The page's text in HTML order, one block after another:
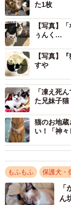
保護主さんの家に
匹。どの子も魅力
っていたそうです
かりの母猫と生後
「この子たちには
保護主さんによれ
ど、これほど人を
っと過去に辛い
付けられる思いが
日中は家族全員が
しまうかもしれな
た1枚
【写真】
ぅんく…
【写真】
すや
「凍え死
た兄妹子
猫のお地蔵
い！「神々
もふもふ 保護犬・
ん